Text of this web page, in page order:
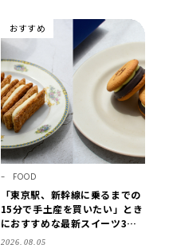
おすすめ
FOOD
「東京駅、新幹線に乗るまでの
15分で手土産を買いたい」とき
におすすめな最新スイーツ3選
【東京駅改札内・朝8時開店】
2026.08.05